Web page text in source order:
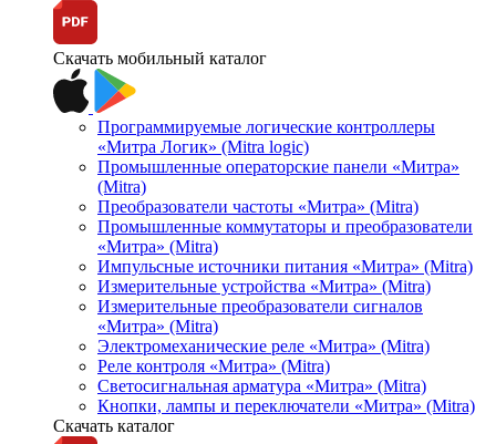
Скачать мобильный каталог
Программируемые логические контроллеры
«Митра Логик» (Mitra logic)
Промышленные операторские панели «Митра»
(Mitra)
Преобразователи частоты «Митра» (Mitra)
Промышленные коммутаторы и преобразователи
«Митра» (Mitra)
Импульсные источники питания «Митра» (Mitra)
Измерительные устройства «Митра» (Mitra)
Измерительные преобразователи сигналов
«Митра» (Mitra)
Электромеханические реле «Митра» (Mitra)
Реле контроля «Митра» (Mitra)
Светосигнальная арматура «Митра» (Mitra)
Кнопки, лампы и переключатели «Митра» (Mitra)
Скачать каталог